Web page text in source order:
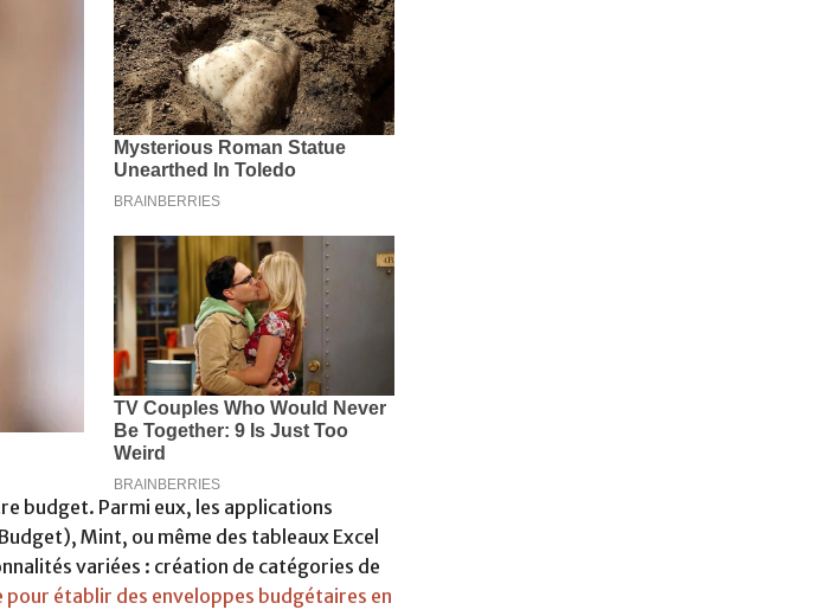
budget. Parmi eux, les applications
Mint, ou même des tableaux Excel
variées : création de catégories de
pour établir des enveloppes budgétaires en